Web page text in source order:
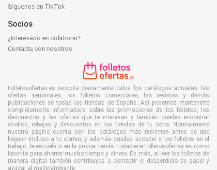
Síguenos en TikTok
Socios
¿Interesado en colaborar?
Contácta con nosotros
Folletosofertas.es recopila diariamente todos los catálogos actuales, las
ofertas semanales, los folletos comerciales, las revistas y demás
publicaciones de todas las tiendas de España. Así podemos mantenerte
completamente informado/a sobre las promociones de los folletos, los
descuentos y las ofertas que te interesan y también puedes encontrar
chollos, rebajas y descuentos en las tiendas de tu zona. Normalmente
nuestra página cuenta con los catálogos más recientes antes de que
lleguen incluso a tu correo, y además puedes acceder a los folletos en el
trabajo, la escuela o en la propia tienda. Establece Folletosofertas.es como
favorita para ahorrar mucho tiempo y dinero. Es más, al leer los folletos de
manera digital también contribuyes a combatir el desperdicio de papel y
ayudar al medioambiente.